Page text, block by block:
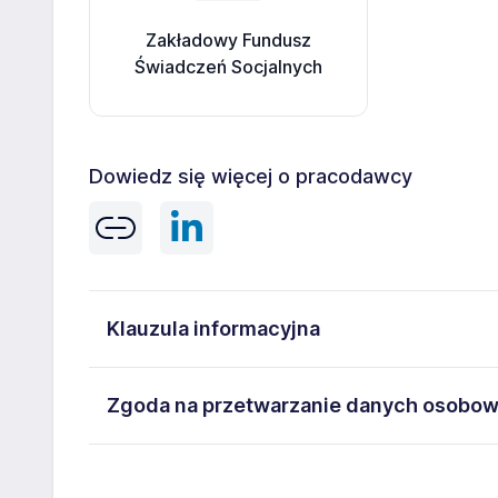
Zakładowy Fundusz
Świadczeń Socjalnych
Dowiedz się więcej o pracodawcy
Klauzula informacyjna
Poznań ("Administrator"). Administrator powołał
Zgoda na przetwarzanie danych